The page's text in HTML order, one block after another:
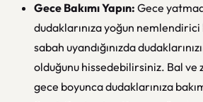
Gece Bakımı Yapın: Gece
dudaklarınıza yoğun
sabah uyandığınızda
olduğunu hissedebilirsiniz. Bal ve
gece boyunca dudaklarınıza